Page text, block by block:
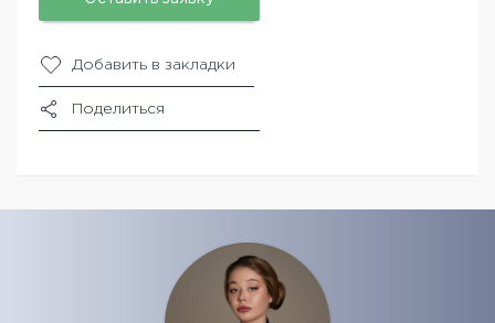
Добавить в закладки
Поделиться